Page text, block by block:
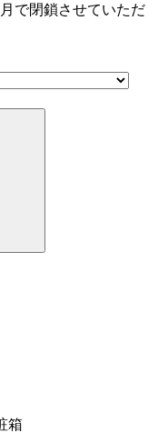
で閉鎖させていただ
箱